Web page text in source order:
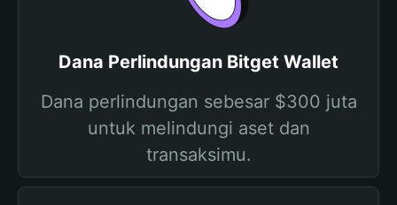
Dana Perlindungan Bitget Wallet
Dana perlindungan sebesar $300 juta
untuk melindungi aset dan
transaksimu.